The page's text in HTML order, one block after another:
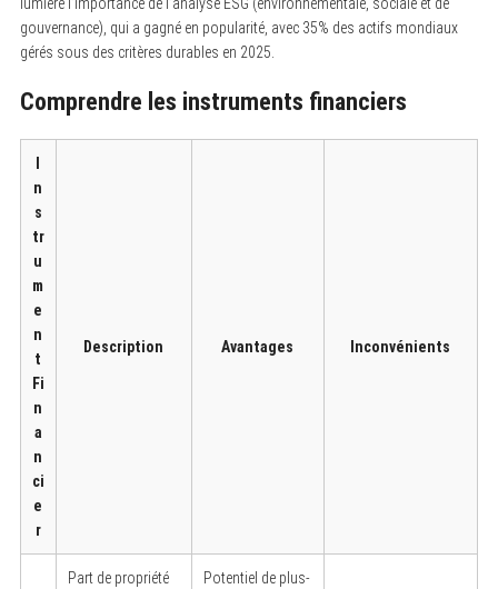
lumière l’importance de l’analyse ESG (environnementale, sociale et de
gouvernance), qui a gagné en popularité, avec 35% des actifs mondiaux
gérés sous des critères durables en 2025.
Comprendre les instruments financiers
n
s
tr
u
m
e
n
t
Fi
n
a
n
ci
e
r
Description Avantages Inconvénients
Part de propriété
Potentiel de plus-